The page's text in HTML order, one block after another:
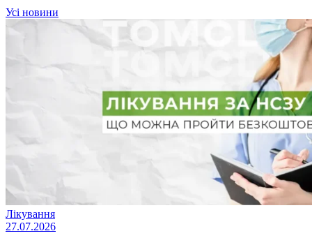
Усі новини
Лікування
27.07.2026